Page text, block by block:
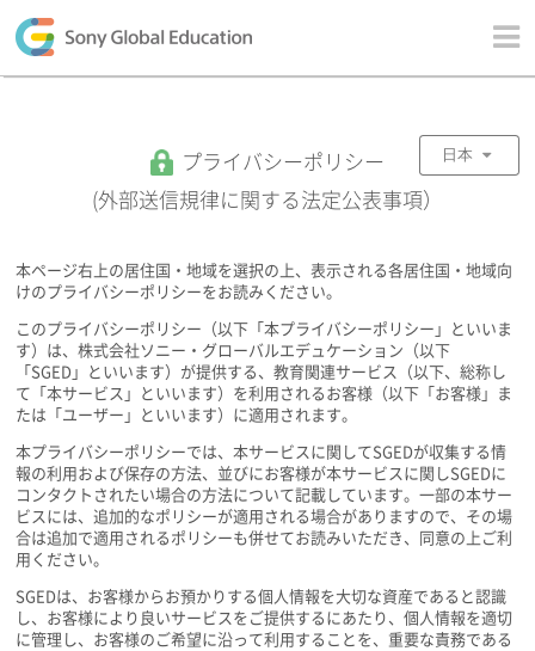
日本
プライバシーポリシー
(外部送信規律に関する法定公表事項）
本ページ右上の居住国・地域を選択の上、表示される各居住国・地域向
けのプライバシーポリシーをお読みください。
このプライバシーポリシー（以下「本プライバシーポリシー」といいま
す）は、株式会社ソニー・グローバルエデュケーション（以下
「SGED」といいます）が提供する、教育関連サービス（以下、総称し
て「本サービス」といいます）を利用されるお客様（以下「お客様」ま
たは「ユーザー」といいます）に適用されます。
本プライバシーポリシーでは、本サービスに関してSGEDが収集する情
報の利用および保存の方法、並びにお客様が本サービスに関しSGEDに
コンタクトされたい場合の方法について記載しています。一部の本サー
ビスには、追加的なポリシーが適用される場合がありますので、その場
合は追加で適用されるポリシーも併せてお読みいただき、同意の上ご利
用ください。
SGEDは、お客様からお預かりする個人情報を大切な資産であると認識
し、お客様により良いサービスをご提供するにあたり、個人情報を適切
に管理し、お客様のご希望に沿って利用することを、重要な責務である